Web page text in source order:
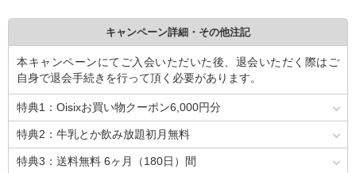
キャンペーン詳細・その他注記
本キャンペーンにてご入会いただいた後、退会いただく際はご
自身で退会手続きを行って頂く必要があります。
特典1：Oisixお買い物クーポン6,000円分
特典2：牛乳とか飲み放題初月無料
特典3：送料無料 6ヶ月（180日）間